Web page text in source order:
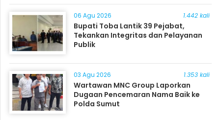
06 Agu 2026 1.442 kali
Bupati Toba Lantik 39 Pejabat,
Tekankan Integritas dan Pelayanan
Publik
03 Agu 2026 1.353 kali
Wartawan MNC Group Laporkan
Dugaan Pencemaran Nama Baik ke
Polda Sumut